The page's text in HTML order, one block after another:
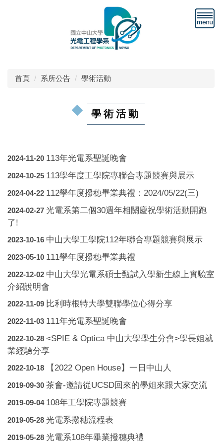
首頁 系所公告 學術活動
學術活動
2024-11-20 113年光電系聖誕晚會
2024-10-25 113學年度工學院專聯合專題競賽與展示
2024-04-22 112學年度撥穗畢業典禮：2024/05/22(三)
2024-02-27 光電系第二個30週年相關慶祝學術活動開跑
了!
2023-10-16 中山大學工學院112年聯合專題競賽與展示
2023-05-10 111學年度撥穗畢業典禮
2022-12-02 中山大學光電系碩士甄試入學新生線上實驗室
介紹說明會
2022-11-09 比利時根特大學雙聯學位心得分享
2022-11-03 111年光電系聖誕晚會
2022-10-28 <SPIE & Optica 中山大學學生分會>學長姐就
業經驗分享
2022-10-18 【2022 Open House】一日中山人
2019-09-30 茶會-邀請從UCSD回來的學姐來跟大家交流
2019-09-04 108年工學院專題競賽
2019-05-28 光電系撥穗流程表
2019-05-28 光電系108年畢業撥穗典禮